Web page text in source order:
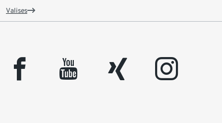
Valises
facebook youtube xing instagram